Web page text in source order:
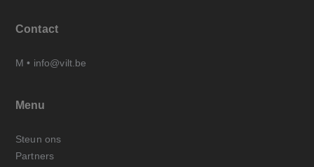
Contact
M • info@vilt.be
Menu
Steun ons
Partners